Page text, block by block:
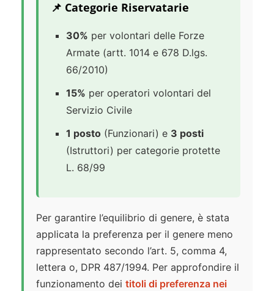
📌 Categorie Riservatarie
30% per volontari delle Forze
Armate (artt. 1014 e 678 D.lgs.
66/2010)
15% per operatori volontari del
Servizio Civile
1 posto (Funzionari) e 3 posti
(Istruttori) per categorie protette
L. 68/99
Per garantire l’equilibrio di genere, è stata
applicata la preferenza per il genere meno
rappresentato secondo l’art. 5, comma 4,
lettera o, DPR 487/1994. Per approfondire il
funzionamento dei titoli di preferenza nei